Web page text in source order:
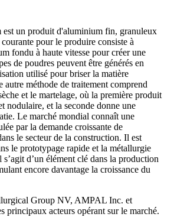
un produit d'aluminium fin, granuleux
pour le produire consiste à
fondu à haute vitesse pour créer une
de poudres peuvent être générés en
utilisé pour briser la matière
autre méthode de traitement comprend
et le martelage, où la première produit
nodulaire, et la seconde donne une
Le marché mondial connaît une
par la demande croissante de
le secteur de la construction. Il est
le prototypage rapide et la métallurgie
d’un élément clé dans la production
encore davantage la croissance du
Group NV, AMPAL Inc. et
acteurs opérant sur le marché.